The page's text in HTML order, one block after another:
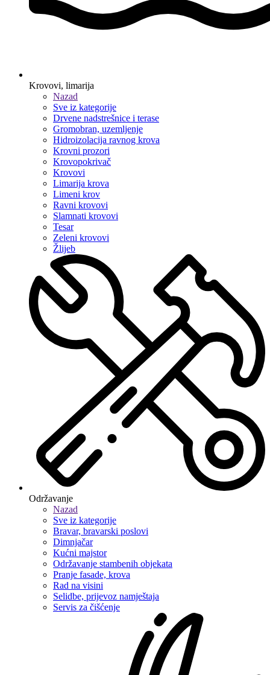
Krovovi, limarija
Nazad
Sve iz kategorije
Drvene nadstrešnice i terase
Gromobran, uzemljenje
Hidroizolacija ravnog krova
Krovni prozori
Krovopokrivač
Krovovi
Limarija krova
Limeni krov
Ravni krovovi
Slamnati krovovi
Tesar
Zeleni krovovi
Žlijeb
Održavanje
Nazad
Sve iz kategorije
Bravar, bravarski poslovi
Dimnjačar
Kućni majstor
Održavanje stambenih objekata
Pranje fasade, krova
Rad na visini
Selidbe, prijevoz namještaja
Servis za čišćenje